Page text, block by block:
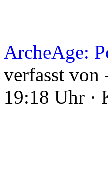
ArcheAge:
verfasst von
19:18 Uhr ·